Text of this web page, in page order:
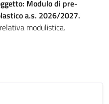
Modulo di pre-
a.s. 2026/2027.
modulistica.